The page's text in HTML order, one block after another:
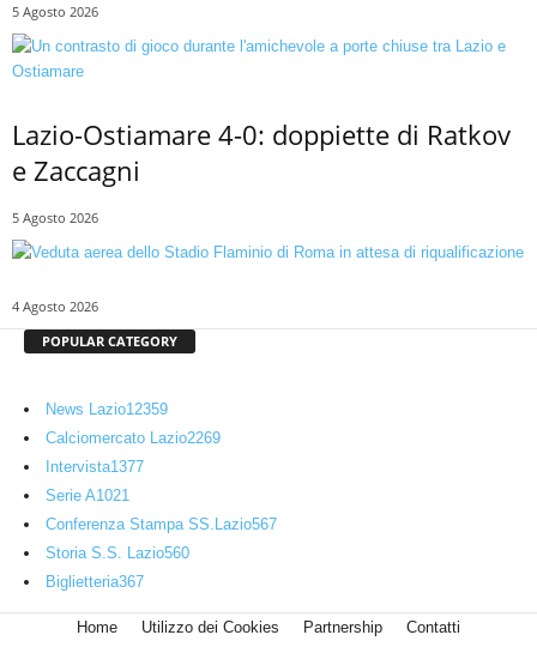
5 Agosto 2026
Lazio-Ostiamare 4-0: doppiette di Ratkov
e Zaccagni
5 Agosto 2026
4 Agosto 2026
POPULAR CATEGORY
News Lazio12359
Calciomercato Lazio2269
Intervista1377
Serie A1021
Conferenza Stampa SS.Lazio567
Storia S.S. Lazio560
Biglietteria367
Home Utilizzo dei Cookies Partnership
Contatti